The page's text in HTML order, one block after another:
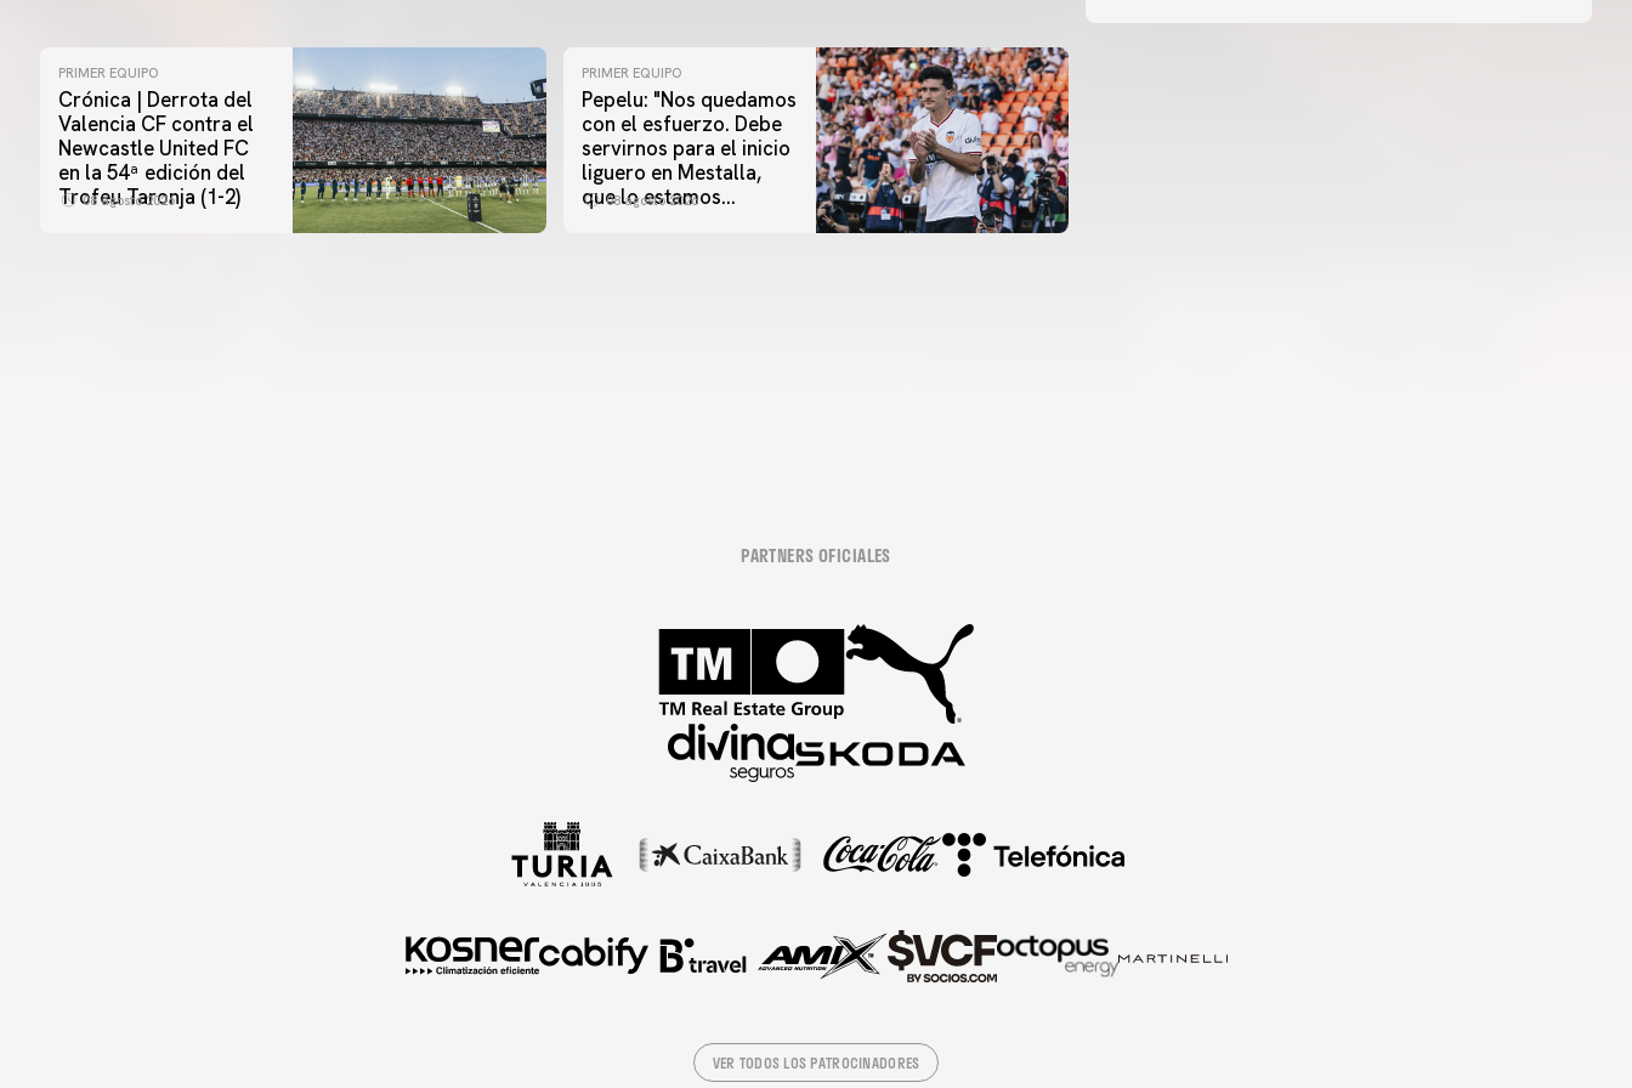
PRIMER EQUIPO
Crónica | Derrota del
Valencia CF contra el
Newcastle United FC
en la 54ª edición del
Trofeu Taronja (1-2)
08 agosto 2026
PRIMER EQUIPO
Pepelu: "Nos quedamos
con el esfuerzo. Debe
servirnos para el inicio
liguero en Mestalla,
que lo estamos
08 agosto 2026
PARTNERS OFICIALES
VER TODOS LOS PATROCINADORES